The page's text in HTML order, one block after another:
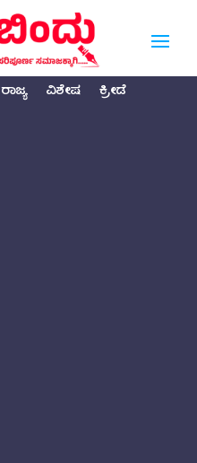
ರಾಜ್ಯ ವಿಶೇಷ ಕ್ರೀಡೆ